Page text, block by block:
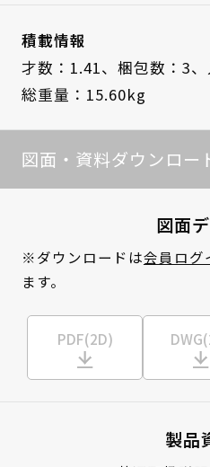
積載情報
才数：1.41、 梱包数：3、
総重量：15.60kg
図面・資料ダウンロー
図面
※ダウンロードは会員ログ
ます。
PDF(2D)
製品